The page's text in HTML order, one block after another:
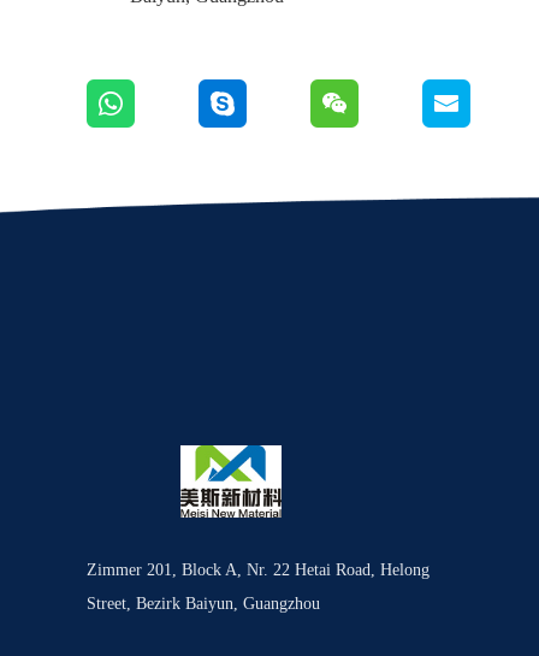
Zimmer 201, Block A, Nr. 22 Hetai Road, Helong
Street, Bezirk Baiyun, Guangzhou